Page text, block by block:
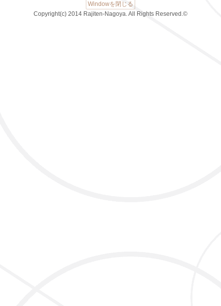
Windowを閉じる
Copyright(c) 2014 Rajiten-Nagoya. All Rights Reserved.©